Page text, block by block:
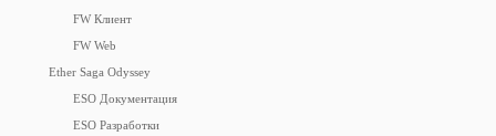
FW Клиент
FW Web
Ether Saga Odyssey
ESO Документация
ESO Разработки